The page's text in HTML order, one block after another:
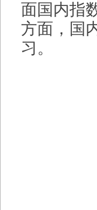
面国内指
方面，国
习。